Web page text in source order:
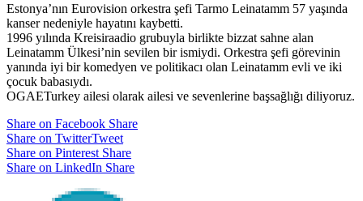
Estonya’nın Eurovision orkestra şefi Tarmo Leinatamm 57 yaşında
kanser nedeniyle hayatını kaybetti.
1996 yılında Kreisiraadio grubuyla birlikte bizzat sahne alan
Leinatamm Ülkesi’nin sevilen bir ismiydi. Orkestra şefi görevinin
yanında iyi bir komedyen ve politikacı olan Leinatamm evli ve iki
çocuk babasıydı.
OGAETurkey ailesi olarak ailesi ve sevenlerine başsağlığı diliyoruz.
Share on Facebook Share
Share on TwitterTweet
Share on Pinterest Share
Share on LinkedIn Share